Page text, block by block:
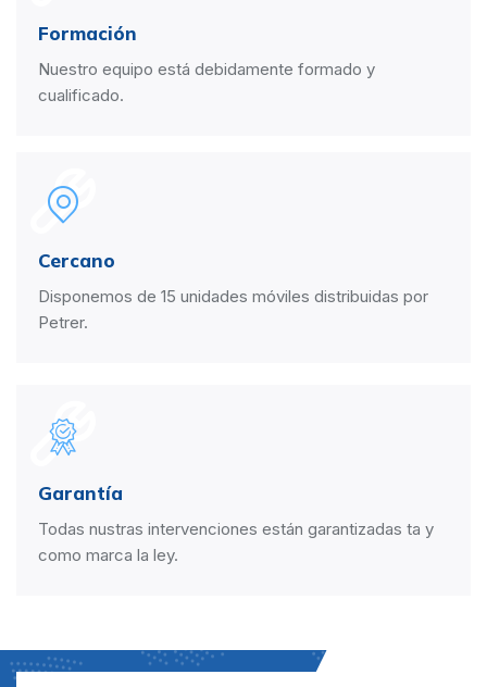
Formación
Nuestro equipo está debidamente formado y
cualificado.
Cercano
Disponemos de 15 unidades móviles distribuidas por
Petrer.
Garantía
Todas nustras intervenciones están garantizadas ta y
como marca la ley.